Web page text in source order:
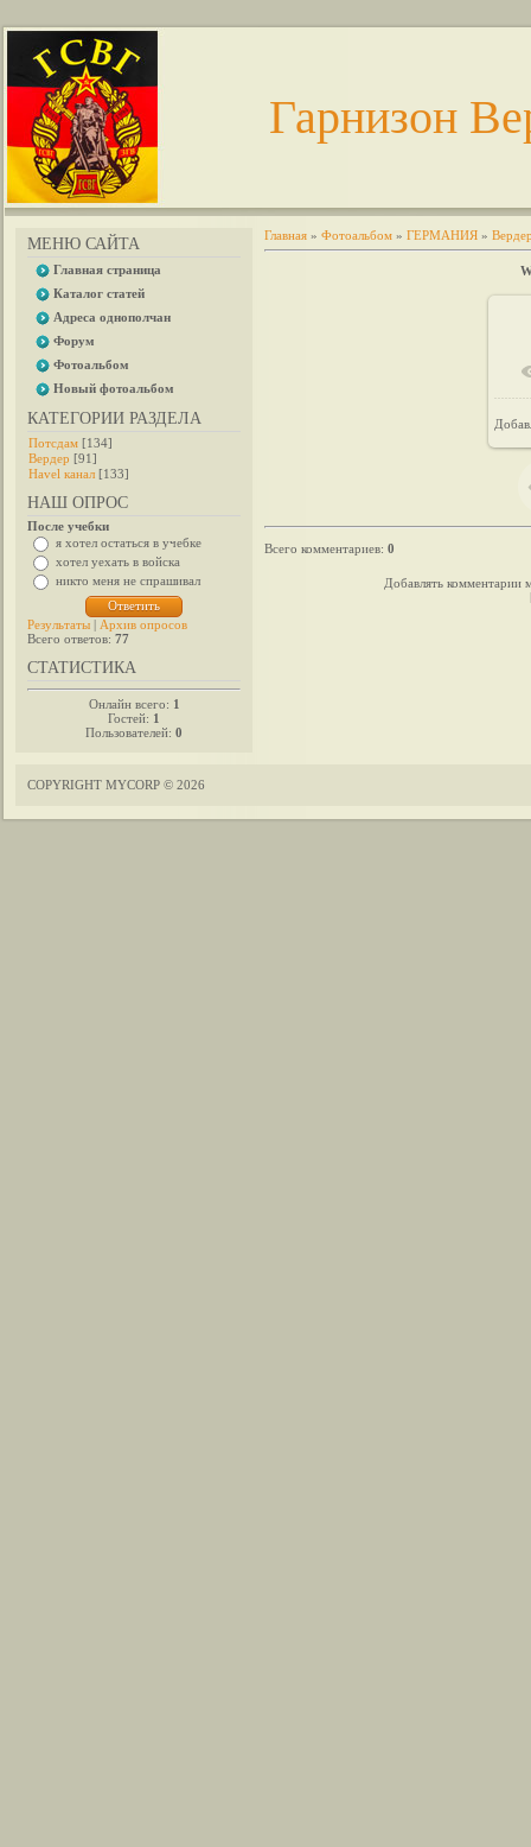
Гарнизон
МЕНЮ САЙТА
Главная страница
Каталог статей
Адреса однополчан
Форум
Фотоальбом
Новый фотоальбом
КАТЕГОРИИ РАЗДЕЛА
Потсдам [134]
Вердер [91]
Havel канал [133]
НАШ ОПРОС
После учебки
я хотел остаться в учебке
хотел уехать в войска
никто меня не спрашивал
Результаты | Архив опросов
Всего ответов: 77
СТАТИСТИКА
Онлайн всего: 1
Гостей: 1
Пользователей: 0
Главная » Фотоальбом » ГЕРМАНИЯ »
Всего комментариев: 0
Добавлять комментарии
COPYRIGHT MYCORP © 2026